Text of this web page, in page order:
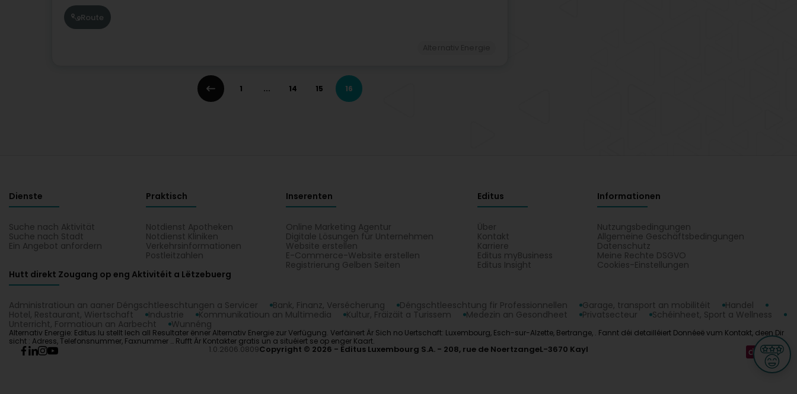
Route
1 ... 14 15 16
Dienste
Suche nach Aktivität
Suche nach Stadt
Ein Angebot anfordern
Praktisch
Notdienst Apotheken
Notdienst Kliniken
Verkehrsinformationen
Postleitzahlen
Inserenten
Online Marketing Agentur
Digitale Lösungen für Unternehmen
Website erstellen
E-Commerce-Website erstellen
Registrierung Gelben Seiten
Editus
Über
Kontakt
Karriere
Editus myBusiness
Editus Insight
Informationen
Nutzungsbedingungen
Allgemeine Geschäftsbedingungen
Datenschutz
Meine Rechte DSGVO
Cookies-Einstellungen
Hutt direkt Zougang op eng Aktivitéit a Lëtzebuerg
Administratioun an aaner Déngschtleeschtungen a Servicer Bank, Finanz, Versécherung Déngschtleeschtung fir Professionnellen Garage, transport an mobilitéit
Handel
Hotel, Restaurant, Wiertschaft
Industrie Kommunikatioun an Multimedia Kultur, Fräizäit a Turissem Medezin an Gesondheet Privatsecteur
Schéinheet, Sport a Wellness
Unterricht, Formatioun an Aarbecht
Wunnéng
Alternativ Energie: Editus.lu stellt Iech all Resultater ënner Alternativ Energie zur Verfügung. Verfäinert Är Sich no Uertschaft: Luxembourg, Esch-sur-Alzette, Bertrange, . Fannt déi detailléiert Donnéeë vum Kontakt, deen Dir
sicht : Adress, Telefonsnummer, Faxnummer … Rufft Är Kontakter gratis un a situéiert se op enger Kaart.
1.0.2606.0809Copyright © 2026 Editus Luxembourg S.A. 208, rue de NoertzangeL-3670 Kayl